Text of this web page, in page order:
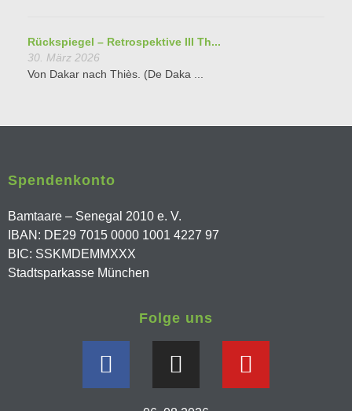
Rückspiegel – Retrospektive III Th...
30. März 2026
Von Dakar nach Thiès. (De Daka ...
Spendenkonto
Bamtaare – Senegal 2010 e. V.
IBAN: DE29 7015 0000 1001 4227 97
BIC: SSKMDEMMXXX
Stadtsparkasse München
Folge uns